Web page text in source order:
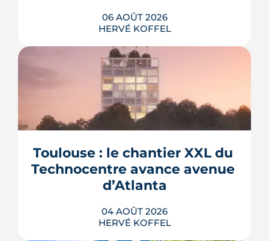
06 AOÛT 2026
HERVÉ KOFFEL
La troisième et dernière phase de
l'écoquartier Andromède doit livrer
près de 1 700 logements à partir de
protégé, la cisticole des joncs, contraint
fortement le plan d'aménagement et
repousse un calendrier déjà tendu.
LIRE L'ARTICLE
Toulouse : le chantier XXL du
Technocentre avance avenue
d’Atlanta
04 AOÛT 2026
HERVÉ KOFFEL